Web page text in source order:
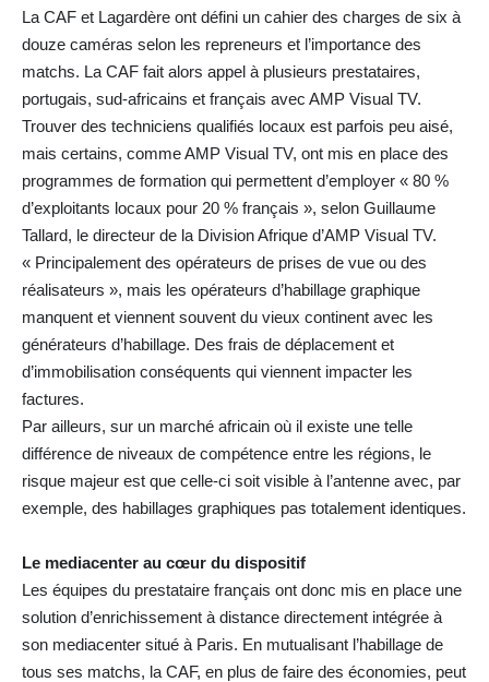
La CAF et Lagardère ont défini un cahier des charges de six à
douze caméras selon les repreneurs et l’importance des
matchs. La CAF fait alors appel à plusieurs prestataires,
portugais, sud-africains et français avec AMP Visual TV.
Trouver des techniciens qualifiés locaux est parfois peu aisé,
mais certains, comme AMP Visual TV, ont mis en place des
programmes de formation qui permettent d’employer « 80 %
d’exploitants locaux pour 20 % français », selon Guillaume
Tallard, le directeur de la Division Afrique d’AMP Visual TV.
« Principalement des opérateurs de prises de vue ou des
réalisateurs », mais les opérateurs d’habillage graphique
manquent et viennent souvent du vieux continent avec les
générateurs d’habillage. Des frais de déplacement et
d’immobilisation conséquents qui viennent impacter les
factures.
Par ailleurs, sur un marché africain où il existe une telle
différence de niveaux de compétence entre les régions, le
risque majeur est que celle-ci soit visible à l’antenne avec, par
exemple, des habillages graphiques pas totalement identiques.
Le mediacenter au cœur du dispositif
Les équipes du prestataire français ont donc mis en place une
solution d’enrichissement à distance directement intégrée à
son mediacenter situé à Paris. En mutualisant l’habillage de
tous ses matchs, la CAF, en plus de faire des économies, peut